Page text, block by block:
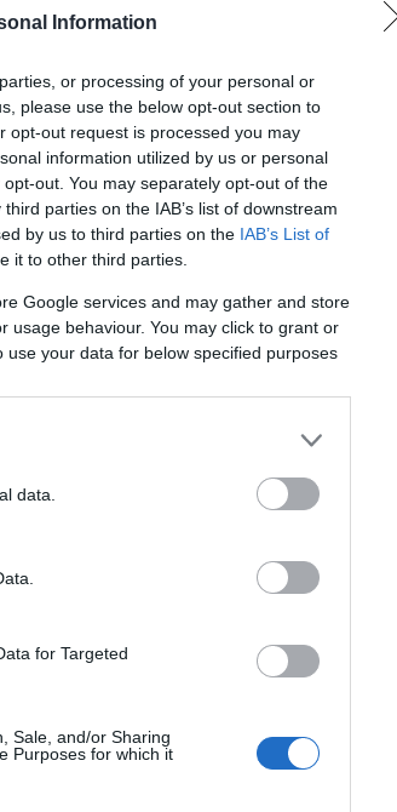
Information
or processing of your personal or
please use the below opt-out section to
opt-out request is processed you may
information utilized by us or personal
out. You may separately opt-out of the
parties on the IAB’s list of downstream
by us to third parties on the IAB’s List of
it to other third parties.
Google services and may gather and store
usage behaviour. You may click to grant or
your data for below specified purposes
data.
for Targeted
Sale, and/or Sharing
Purposes for which it
tragicamente
il presidente
quei
in protagonisti
a Paolo la
presto
ha scolpito
generazioni per